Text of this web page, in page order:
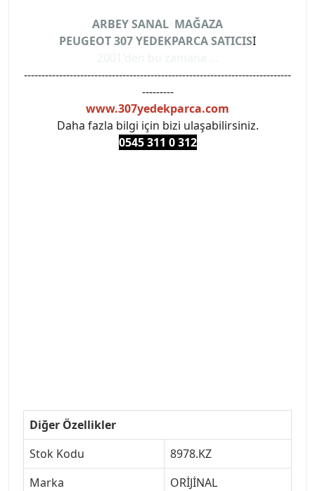
ARBEY SANAL MAĞAZA
PEUGEOT 307 YEDEKPARCA SATICISI
----------------------------------------------------------------------------
---------
www.307yedekparca.com
Daha fazla bilgi için bizi ulaşabilirsiniz.
0545 311 0 312
Diğer Özellikler
Stok Kodu
8978.KZ
Marka
ORİJİNAL